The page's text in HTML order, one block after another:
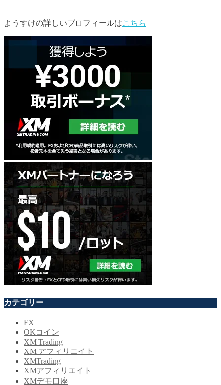
ようすけの詳しいプロフィールはこちら
カテゴリー
FX
OKコイン
XM Trading
XM アフィリエイト
XMTrading
XMアフィリエイト
XMデモ口座